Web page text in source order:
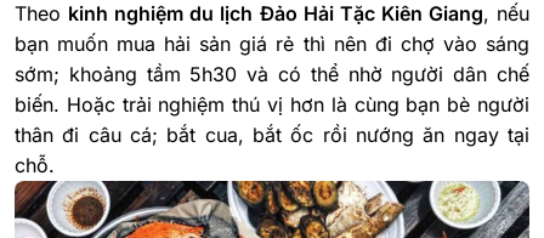
Theo kinh nghiệm du lịch Đảo Hải Tặc Kiên Giang, nếu
bạn muốn mua hải sản giá rẻ thì nên đi chợ vào sáng
sớm; khoảng tầm 5h30 và có thể nhờ người dân chế
biến. Hoặc trải nghiệm thú vị hơn là cùng bạn bè người
thân đi câu cá; bắt cua, bắt ốc rồi nướng ăn ngay tại
chỗ.